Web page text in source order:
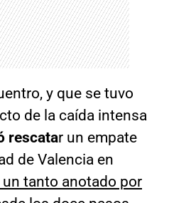
y que se tuvo
de la caída intensa
rescatar un empate
de Valencia en
un tanto anotado por